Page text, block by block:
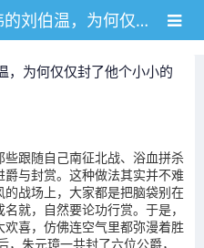
原创 建立大明居功甚伟的刘伯温，为何仅仅封了他个小小的伯爵？
，为何仅仅封了他个小小的
跟随自己南征北战、浴血拼杀
与封赏。这种做法其实并不难
战场上，大家都是把脑袋别在
就，自然要论功行赏。于是，
喜，仿佛连空气里都弥漫着胜
朱元璋一共封了六位公爵，